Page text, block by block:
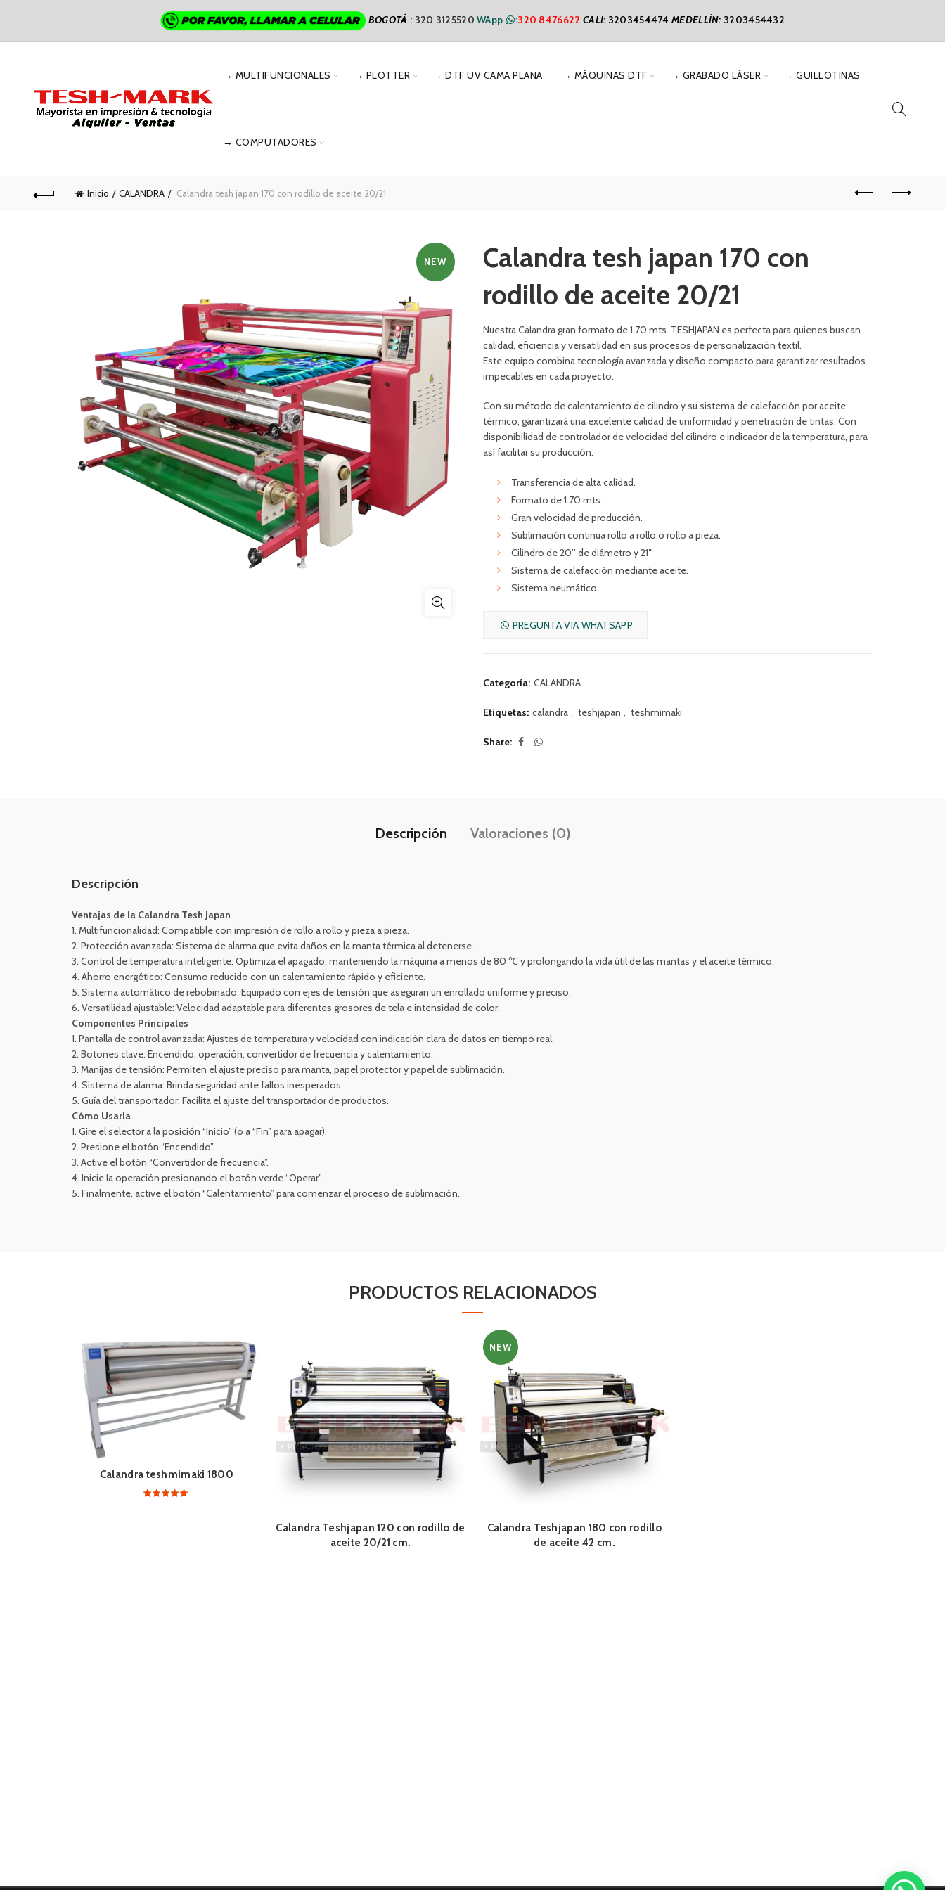
BOGOTÁ : 320 3125520WApp :320 8476622 CALI: 3203454474MEDELLÍN: 3203454432
→ MULTIFUNCIONALES → PLOTTER → DTF UV CAMA PLANA → MÁQUINAS DTF → GRABADO LÁSER → GUILLOTINAS
→ COMPUTADORES
Inicio CALANDRA Calandra tesh japan 170 con rodillo de aceite 20/21
NEW
Calandra tesh japan 170 con
rodillo de aceite 20/21
Nuestra Calandra gran formato de 1.70 mts. TESHJAPAN es perfecta para quienes buscan
calidad, eficiencia y versatilidad en sus procesos de personalización textil.
Este equipo combina tecnología avanzada y diseño compacto para garantizar resultados
impecables en cada proyecto.
Con su método de calentamiento de cilindro y su sistema de calefacción por aceite
térmico, garantizará una excelente calidad de uniformidad y penetración de tintas. Con
disponibilidad de controlador de velocidad del cilindro e indicador de la temperatura, para
así facilitar su producción.
Transferencia de alta calidad.
Formato de 1.70 mts.
Gran velocidad de producción.
Sublimación continua rollo a rollo o rollo a pieza.
Cilindro de 20’’ de diámetro y 21″
Sistema de calefacción mediante aceite.
Sistema neumático.
PREGUNTA VIA WHATSAPP
Categoría: CALANDRA
Etiquetas: calandra , teshjapan , teshmimaki
Share
Descripción Valoraciones (0)
Descripción
Ventajas de la Calandra Tesh Japan
1. Multifuncionalidad: Compatible con impresión de rollo a rollo y pieza a pieza.
2. Protección avanzada: Sistema de alarma que evita daños en la manta térmica al detenerse.
3. Control de temperatura inteligente: Optimiza el apagado, manteniendo la máquina a menos de 80 ℃ y prolongando la vida útil de las mantas y el aceite térmico.
4. Ahorro energético: Consumo reducido con un calentamiento rápido y eficiente.
5. Sistema automático de rebobinado: Equipado con ejes de tensión que aseguran un enrollado uniforme y preciso.
6. Versatilidad ajustable: Velocidad adaptable para diferentes grosores de tela e intensidad de color.
Componentes Principales
1. Pantalla de control avanzada: Ajustes de temperatura y velocidad con indicación clara de datos en tiempo real.
2. Botones clave: Encendido, operación, convertidor de frecuencia y calentamiento.
3. Manijas de tensión: Permiten el ajuste preciso para manta, papel protector y papel de sublimación.
4. Sistema de alarma: Brinda seguridad ante fallos inesperados.
5. Guía del transportador: Facilita el ajuste del transportador de productos.
Cómo Usarla
1. Gire el selector a la posición “Inicio” (o a “Fin” para apagar).
2. Presione el botón “Encendido”.
3. Active el botón “Convertidor de frecuencia”.
4. Inicie la operación presionando el botón verde “Operar”.
5. Finalmente, active el botón “Calentamiento” para comenzar el proceso de sublimación.
PRODUCTOS RELACIONADOS
Calandra teshmimaki 1800
Calandra Teshjapan 120 con rodillo de
aceite 20/21 cm.
NEW
Calandra Teshjapan 180 con rodillo
de aceite 42 cm.